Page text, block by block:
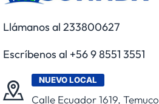
Llámanos al 233800627
Escríbenos al +56 9 8551 3551
NUEVO LOCAL
Calle Ecuador 1619, Temuco